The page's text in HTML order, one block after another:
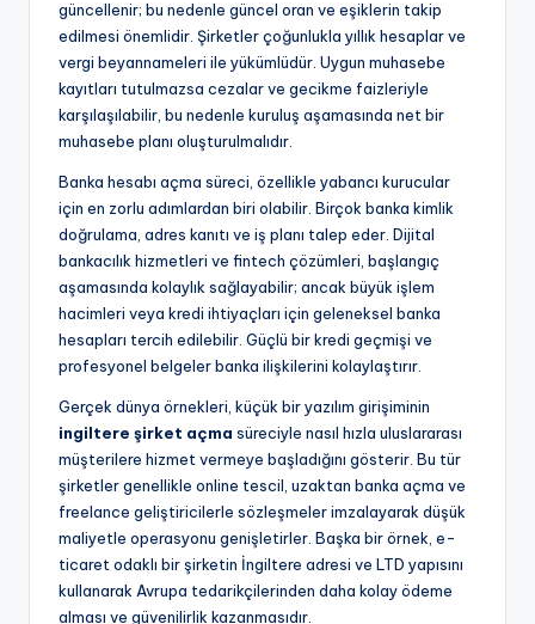
güncellenir; bu nedenle güncel oran ve eşiklerin takip
edilmesi önemlidir. Şirketler çoğunlukla yıllık hesaplar ve
vergi beyannameleri ile yükümlüdür. Uygun muhasebe
kayıtları tutulmazsa cezalar ve gecikme faizleriyle
karşılaşılabilir, bu nedenle kuruluş aşamasında net bir
muhasebe planı oluşturulmalıdır.
Banka hesabı açma süreci, özellikle yabancı kurucular
için en zorlu adımlardan biri olabilir. Birçok banka kimlik
doğrulama, adres kanıtı ve iş planı talep eder. Dijital
bankacılık hizmetleri ve fintech çözümleri, başlangıç
aşamasında kolaylık sağlayabilir; ancak büyük işlem
hacimleri veya kredi ihtiyaçları için geleneksel banka
hesapları tercih edilebilir. Güçlü bir kredi geçmişi ve
profesyonel belgeler banka ilişkilerini kolaylaştırır.
Gerçek dünya örnekleri, küçük bir yazılım girişiminin
ingiltere şirket açma süreciyle nasıl hızla uluslararası
müşterilere hizmet vermeye başladığını gösterir. Bu tür
şirketler genellikle online tescil, uzaktan banka açma ve
freelance geliştiricilerle sözleşmeler imzalayarak düşük
maliyetle operasyonu genişletirler. Başka bir örnek, e-
ticaret odaklı bir şirketin İngiltere adresi ve LTD yapısını
kullanarak Avrupa tedarikçilerinden daha kolay ödeme
alması ve güvenilirlik kazanmasıdır.